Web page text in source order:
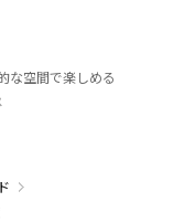
な空間で楽しめる